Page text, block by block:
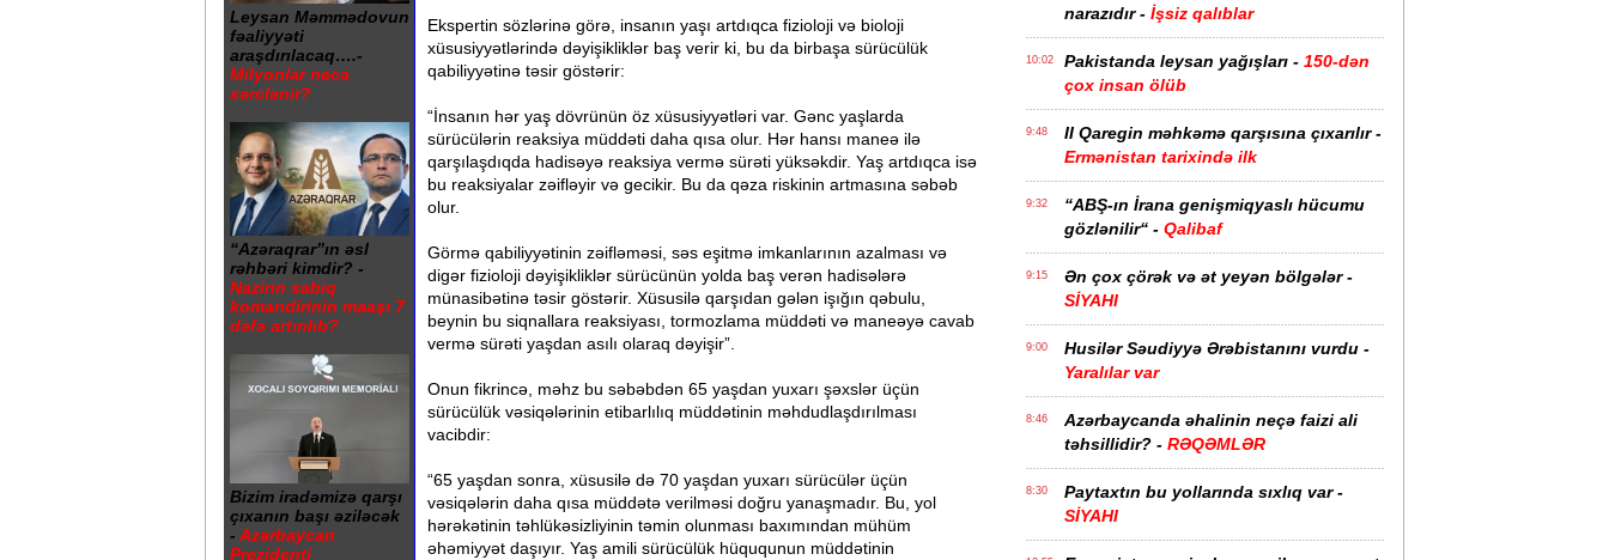
Leysan Məmmədovun
fəaliyyəti
araşdırılacaq….-
Milyonlar necə
xərclənir?
“Azəraqrar”ın əsl
rəhbəri kimdir? -
Nazirin sabiq
komandirinin maaşı 7
dəfə artırılıb?
Bizim iradəmizə qarşı
çıxanın başı əziləcək
- Azərbaycan
Prezidenti
Ekspertin sözlərinə görə, insanın yaşı artdıqca fizioloji və bioloji
xüsusiyyətlərində dəyişikliklər baş verir ki, bu da birbaşa sürücülük
qabiliyyətinə təsir göstərir:
“İnsanın hər yaş dövrünün öz xüsusiyyətləri var. Gənc yaşlarda
sürücülərin reaksiya müddəti daha qısa olur. Hər hansı maneə ilə
qarşılaşdıqda hadisəyə reaksiya vermə sürəti yüksəkdir. Yaş artdıqca isə
bu reaksiyalar zəifləyir və gecikir. Bu da qəza riskinin artmasına səbəb
olur.
Görmə qabiliyyətinin zəifləməsi, səs eşitmə imkanlarının azalması və
digər fizioloji dəyişikliklər sürücünün yolda baş verən hadisələrə
münasibətinə təsir göstərir. Xüsusilə qarşıdan gələn işığın qəbulu,
beynin bu siqnallara reaksiyası, tormozlama müddəti və maneəyə cavab
vermə sürəti yaşdan asılı olaraq dəyişir”.
Onun fikrincə, məhz bu səbəbdən 65 yaşdan yuxarı şəxslər üçün
sürücülük vəsiqələrinin etibarlılıq müddətinin məhdudlaşdırılması
vacibdir:
“65 yaşdan sonra, xüsusilə də 70 yaşdan yuxarı sürücülər üçün
vəsiqələrin daha qısa müddətə verilməsi doğru yanaşmadır. Bu, yol
hərəkətinin təhlükəsizliyinin təmin olunması baxımından mühüm
əhəmiyyət daşıyır. Yaş amili sürücülük hüququnun müddətinin
narazıdır - İşsiz qalıblar
10:02 Pakistanda leysan yağışları - 150-dən
çox insan ölüb
9:48
II Qaregin məhkəmə qarşısına çıxarılır -
Ermənistan tarixində ilk
9:32
“ABŞ-ın İrana genişmiqyaslı hücumu
gözlənilir“ - Qalibaf
9:15
Ən çox çörək və ət yeyən bölgələr -
SİYAHI
9:00
Husilər Səudiyyə Ərəbistanını vurdu -
Yaralılar var
8:46
Azərbaycanda əhalinin neçə faizi ali
təhsillidir? - RƏQƏMLƏR
8:30
Paytaxtın bu yollarında sıxlıq var -
SİYAHI